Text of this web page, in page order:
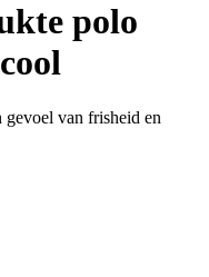
polo
van frisheid en